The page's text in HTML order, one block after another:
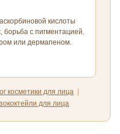
кислоты
с пигментацией.
или дермапеном.
косметики для лица
для лица